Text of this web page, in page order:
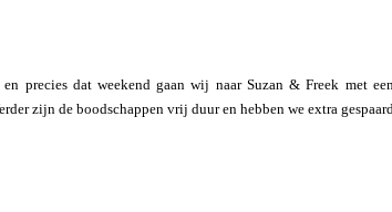
precies dat weekend gaan wij naar Suzan & Freek met
zijn de boodschappen vrij duur en hebben we extra gespaard.